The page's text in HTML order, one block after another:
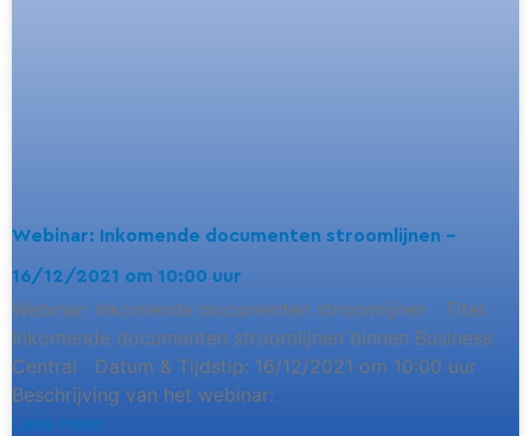
Webinar: Inkomende documenten stroomlijnen –
16/12/2021 om 10:00 uur
Webinar: Inkomende documenten stroomlijnen Titel:
Inkomende documenten stroomlijnen binnen Business
Central Datum & Tijdstip: 16/12/2021 om 10:00 uur
Beschrijving van het webinar:
Lees meer